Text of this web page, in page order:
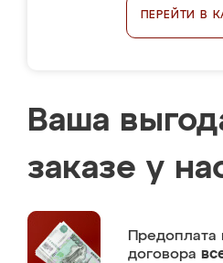
ПЕРЕЙТИ В
Ваша
заказе у
Предоплата
договора